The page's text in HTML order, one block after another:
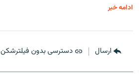
ادامه خبر
ارسال دسترسی بدون فیلترشکن